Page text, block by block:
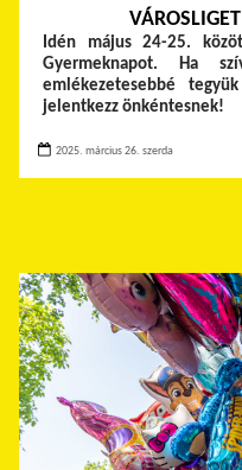
Idén május 24-25.
Gyermeknapot. Ha
emlékezetesebbé
jelentkezz önkéntesnek!
2025. március 26. szerda